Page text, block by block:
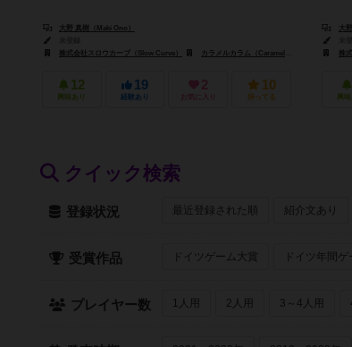
大野 真樹（Maki Ono）
株式会社スロウカーブ（Slow Curve）
カラメルカラム（Caramel Column Inc.）
12
興味あり
19
経験あり
2
お気に入り
10
持ってる
大
株
興
クイック検索
登録状況 最近登録された順 紹介文あり
受賞作品 ドイツゲーム大賞 ドイツ年間ゲ
プレイヤー数 1人用 2人用 3～4人用